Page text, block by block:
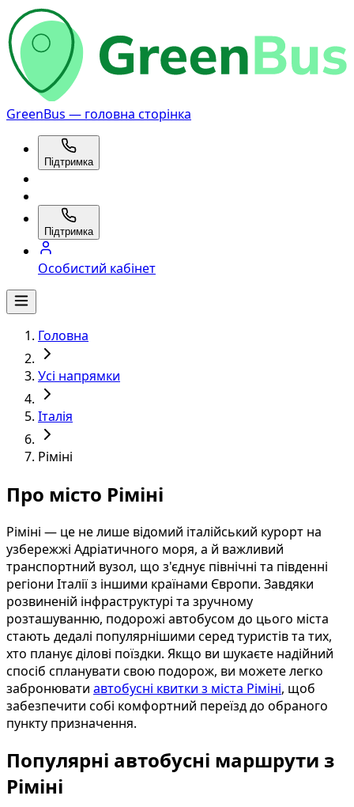
GreenBus — головна сторінка
Підтримка
Підтримка
Особистий кабінет
Головна
Усі напрямки
Італія
Ріміні
Про місто Ріміні
Ріміні — це не лише відомий італійський курорт на
узбережжі Адріатичного моря, а й важливий
транспортний вузол, що з'єднує північні та південні
регіони Італії з іншими країнами Європи. Завдяки
розвиненій інфраструктурі та зручному
розташуванню, подорожі автобусом до цього міста
стають дедалі популярнішими серед туристів та тих,
хто планує ділові поїздки. Якщо ви шукаєте надійний
спосіб спланувати свою подорож, ви можете легко
забронювати автобусні квитки з міста Ріміні, щоб
забезпечити собі комфортний переїзд до обраного
пункту призначення.
Популярні автобусні маршрути з
Ріміні